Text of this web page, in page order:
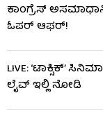
ಕಾಂಗ್ರೆಸ್
ಓಪರ್ ಆಫರ್!
LIVE: ‘ಟಾಕ್ಸಿಕ್’
ಲೈವ್ ಇಲ್ಲಿ ನೋಡಿ